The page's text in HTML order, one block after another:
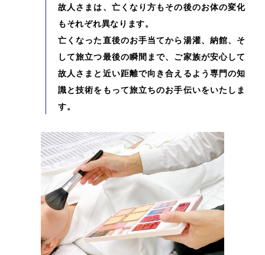
故人さまは、亡くなり方もその後のお体の変化
もそれぞれ異なります。
亡くなった直後のお手当てから湯灌、納館、そ
して旅立つ最後の瞬間まで、ご家族が安心して
故人さまと近い距離で向き合えるよう専門の知
識と技術をもって旅立ちのお手伝いをいたしま
す。